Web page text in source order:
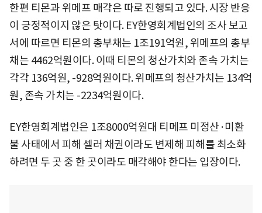
한편 티몬과 위메프 매각은 따로 진행되고 있다. 시장 반응
이 긍정적이지 않은 탓이다. EY한영회계법인의 조사 보고
서에 따르면 티몬의 총부채는 1조191억원, 위메프의 총부
채는 4462억원이다. 이때 티몬의 청산가치와 존속 가치는
각각 136억원, -928억원이다. 위메프의 청산가치는 134억
원, 존속 가치는 -2234억원이다.
EY한영회계법인은 1조8000억원대 티메프 미정산·미환
불 사태에서 피해 셀러 채권이라도 변제해 피해를 최소화
하려면 두 곳 중 한 곳이라도 매각해야 한다는 입장이다.